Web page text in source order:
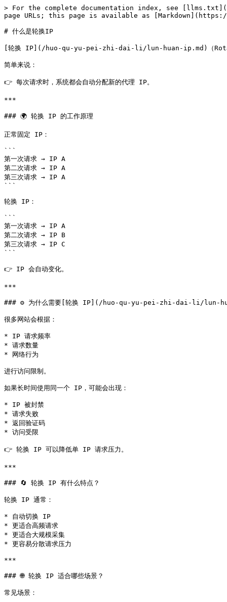
> For the complete documentation index, see
page URLs; this page is available as
# 什么是轮换IP
[轮换 IP](/huo-qu-yu-pei-zhi-dai-li/lun-huan-ip.md)（
简单来说：
👉 每次请求时，系统都会自动分配新的代理 IP。
***
### 🌍 轮换 IP 的工作原理
正常固定 IP：
```
第一次请求 → IP A
第二次请求 → IP A
第三次请求 → IP A
```
轮换 IP：
```
第一次请求 → IP A
第二次请求 → IP B
第三次请求 → IP C
```
👉 IP 会自动变化。
***
### ⚙️ 为什么需要[轮换 IP](/huo-qu-yu-pei-zhi-dai-li/lun-
很多网站会根据：
* IP 请求频率
* 请求数量
* 网络行为
进行访问限制。
如果长时间使用同一个 IP，可能会出现：
* IP 被封禁
* 请求失败
* 返回验证码
* 访问受限
👉 轮换 IP 可以降低单 IP 请求压力。
***
### 🔄 轮换 IP 有什么特点？
轮换 IP 通常：
* 自动切换 IP
* 更适合高频请求
* 更适合大规模采集
* 更容易分散请求压力
***
### 🌐 轮换 IP 适合哪些场景？
常见场景：